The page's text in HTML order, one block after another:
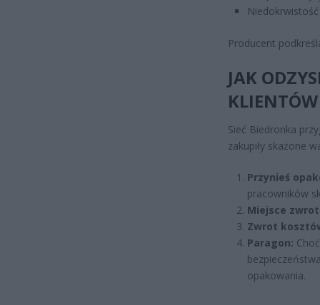
Producent
JAK
KLIENTÓW
Sieć Biedronka
zakupiły skażone
Przynieś
pracowników
Miejsce
Zwrot
Paragon:
opakowania.